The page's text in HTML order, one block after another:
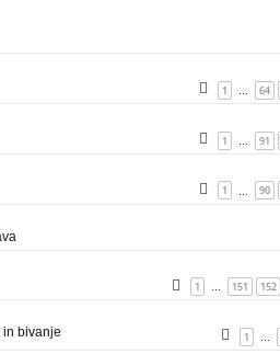
1 64
1 91
1 90
1 … 151 152
in bivanje 1 …